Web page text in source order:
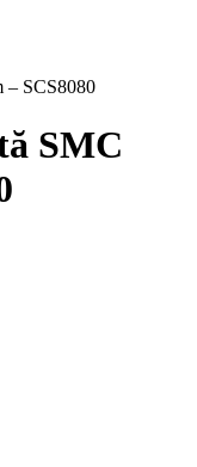
– SCS8080
SMC